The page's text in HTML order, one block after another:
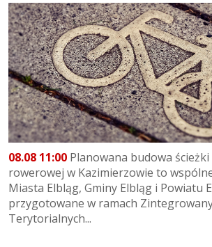
08.08 11:00 Planowana budowa
rowerowej w Kazimierzowie to
Miasta Elbląg, Gminy Elbląg i Powiatu
przygotowane w ramach
Terytorialnych...